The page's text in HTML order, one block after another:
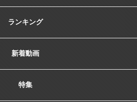
ランキング
新着動画
特集